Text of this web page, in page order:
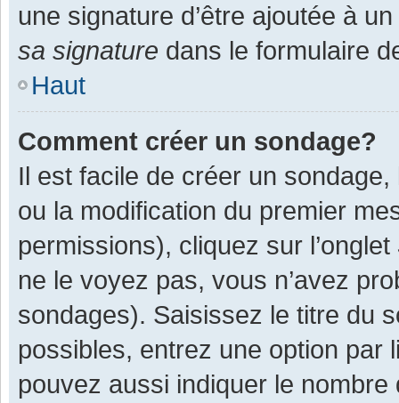
une signature d’être ajoutée à
sa signature dans le formulaire
Haut
Comment créer un sondage?
Il est facile de créer un
ou la modification du premier
permissions), cliquez sur l’onglet
ne le voyez pas, vous n’avez
sondages). Saisissez le titre du
possibles, entrez une option par
pouvez aussi indiquer le